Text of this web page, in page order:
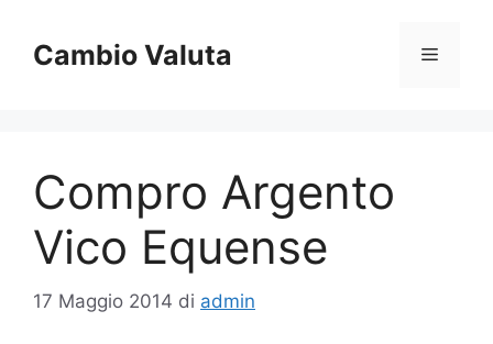
contenuto
Cambio Valuta Menu
Compro Argento
Vico Equense
17 Maggio 2014 di admin